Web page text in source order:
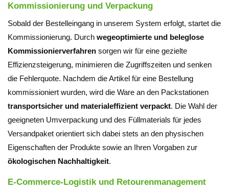
Kommissionierung und Verpackung
Sobald der Bestelleingang in unserem System erfolgt, startet die
Kommissionierung. Durch wegeoptimierte und beleglose
Kommissionierverfahren sorgen wir für eine gezielte
Effizienzsteigerung, minimieren die Zugriffszeiten und senken
die Fehlerquote. Nachdem die Artikel für eine Bestellung
kommissioniert wurden, wird die Ware an den Packstationen
transportsicher und materialeffizient verpackt. Die Wahl der
geeigneten Umverpackung und des Füllmaterials für jedes
Versandpaket orientiert sich dabei stets an den physischen
Eigenschaften der Produkte sowie an Ihren Vorgaben zur
ökologischen Nachhaltigkeit.
E-Commerce-Logistik und Retourenmanagement